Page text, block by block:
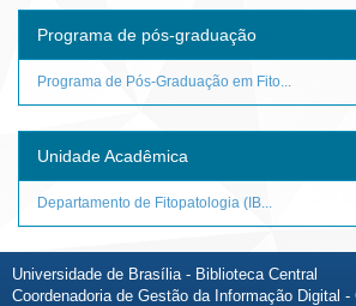
Programa de pós-graduação
Programa de Pós-Graduação em Fito...
Unidade Acadêmica
Departamento de Fitopatologia (IB...
Universidade de Brasília - Biblioteca Central
Coordenadoria de Gestão da Informação Digital -